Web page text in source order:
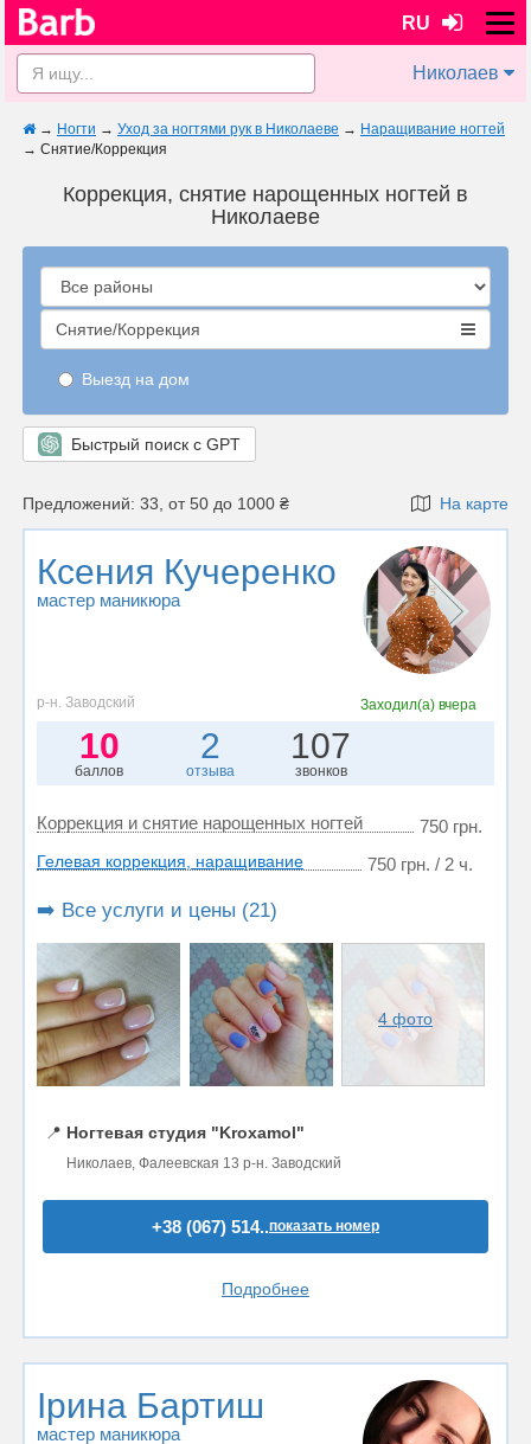
RU
Николаев
→ Ногти → Уход за ногтями рук в Николаеве → Наращивание ногтей
→ Снятие/Коррекция
Коррекция, снятие нарощенных ногтей в
Николаеве
Снятие/Коррекция
Выезд на дом
Быстрый поиск с GPT
Предложений: 33, от 50 до 1000 ₴ На карте
Ксения Кучеренко
мастер маникюра
р-н. Заводский Заходил(а) вчера
10
баллов
2
отзыва
107
звонков
Коррекция и снятие нарощенных ногтей 750 грн.
Гелевая коррекция, наращивание 750 грн. / 2 ч.
➡️ Все услуги и цены (21)
4 фото
📍 Ногтевая студия "Kroxamol"
Николаев, Фалеевская 13 р-н. Заводский
+38 (067) 514..показать номер
Подробнее
Ірина Бартиш
мастер маникюра